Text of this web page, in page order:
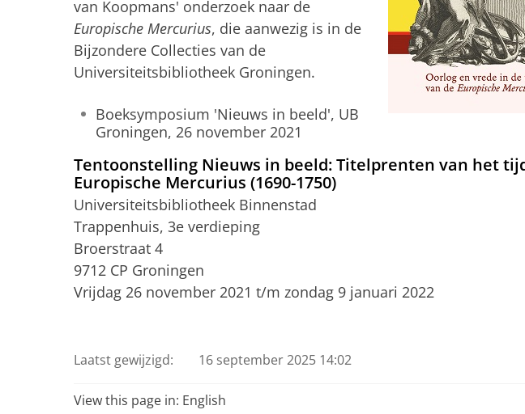
van Koopmans' onderzoek naar de
Europische Mercurius, die aanwezig is in de
Bijzondere Collecties van de
Universiteitsbibliotheek Groningen.
Boeksymposium 'Nieuws in beeld', UB
Groningen, 26 november 2021
Tentoonstelling Nieuws in beeld: Titelprenten van het
Europische Mercurius (1690-1750)
Universiteitsbibliotheek Binnenstad
Trappenhuis, 3e verdieping
Broerstraat 4
9712 CP Groningen
Vrijdag 26 november 2021 t/m zondag 9 januari 2022
Laatst gewijzigd: 16 september 2025 14:02
View this page in: English